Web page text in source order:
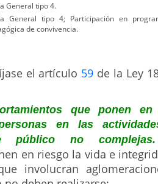
General tipo 4.
General tipo 4; Participación en
de convivencia.
el artículo 59 de la Ley
que ponen
en las
público no
en riesgo la vida e
involucran